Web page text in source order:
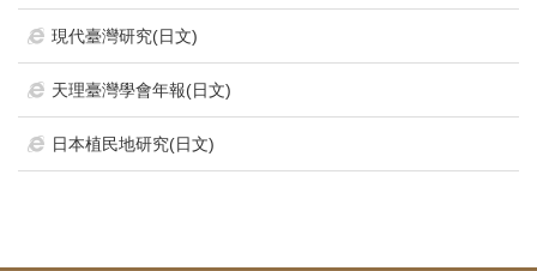
現代臺灣研究(日文)
天理臺灣學會年報(日文)
日本植民地研究(日文)